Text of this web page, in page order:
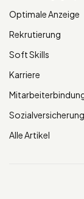
Optimale Anzeige
Rekrutierung
Soft Skills
Karriere
Alle Artikel